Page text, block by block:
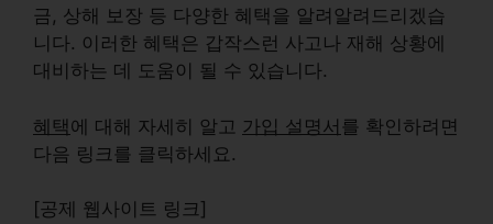
금, 상해 보장 등 다양한 혜택을 알려알려드리겠습
니다. 이러한 혜택은 갑작스런 사고나 재해 상황에
대비하는 데 도움이 될 수 있습니다.
혜택 에 대해 자세히 알고 가입 설명서 를 확인하려면
다음 링크를 클릭하세요.
[공제 웹사이트 링크]